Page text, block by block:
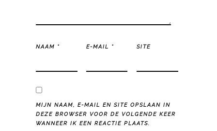
NAAM * E-MAIL * SITE
MIJN NAAM, E-MAIL EN SITE OPSLAAN IN
DEZE BROWSER VOOR DE VOLGENDE KEER
WANNEER IK EEN REACTIE PLAATS.